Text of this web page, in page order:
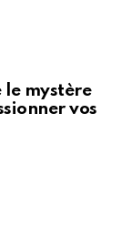
le mystère
vos